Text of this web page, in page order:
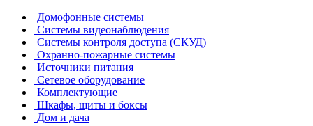
Домофонные системы
Системы видеонаблюдения
Системы контроля доступа (СКУД)
Охранно-пожарные системы
Источники питания
Сетевое оборудование
Комплектующие
Шкафы, щиты и боксы
Дом и дача